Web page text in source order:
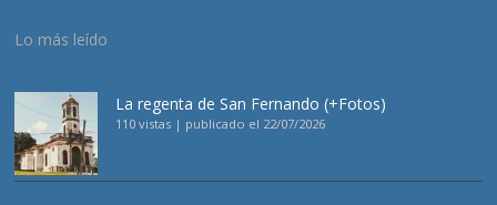
Lo más leído
La regenta de San Fernando (+Fotos)
110 vistas | publicado el 22/07/2026